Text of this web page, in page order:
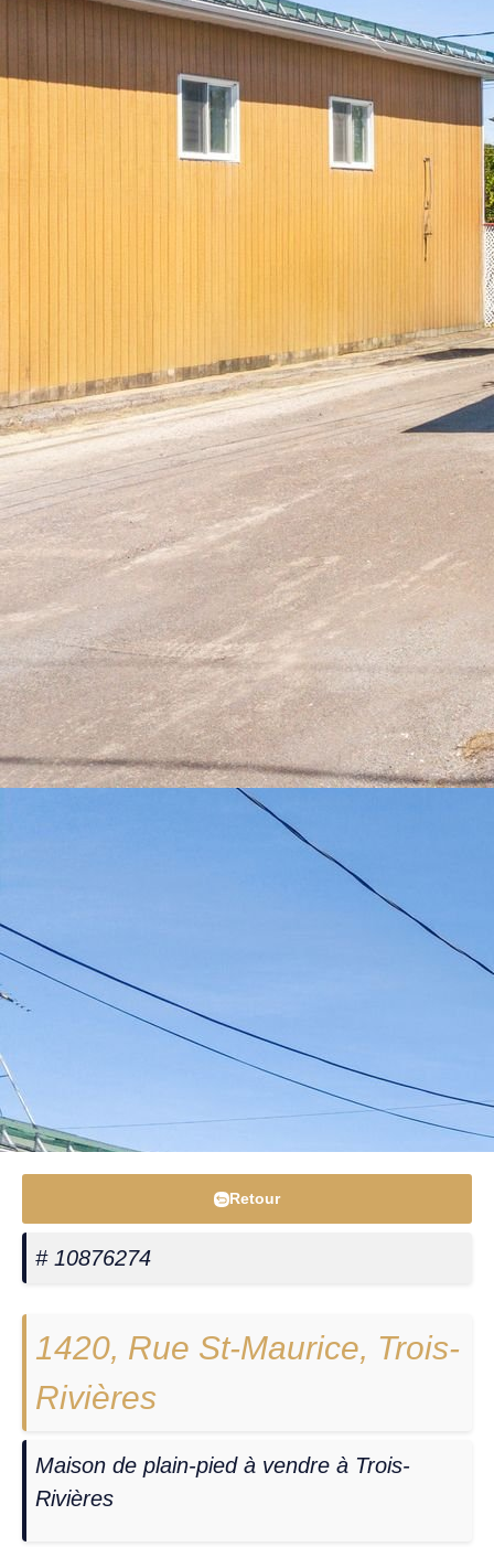
Retour
# 10876274
1420, Rue St-Maurice, Trois-
Rivières
Maison de plain-pied à vendre à Trois-
Rivières